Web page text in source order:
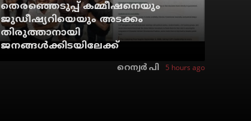
തെരഞ്ഞെടുപ്പ് കമ്മീഷനെയും
ജുഡീഷ്യറിയെയും അടക്കം
തിരുത്താനായി
ജനങ്ങള്‍ക്കിടയിലേക്ക്
റെന്വര്‍ പി 5 hours ago